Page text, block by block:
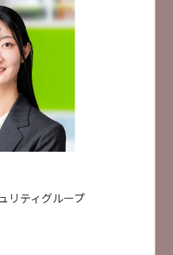
活用
代に求められる使い
リティグループ